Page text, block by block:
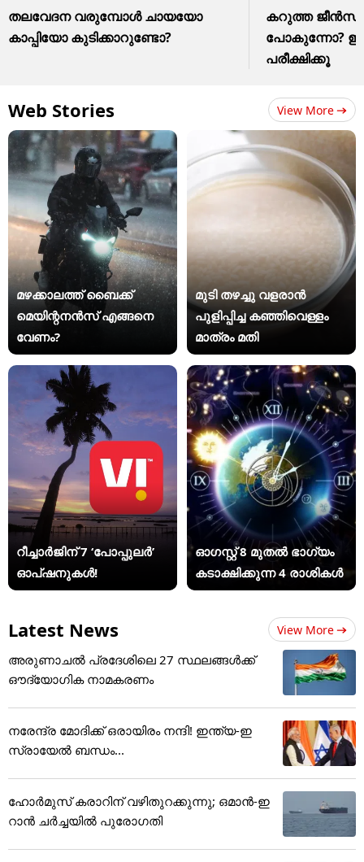
തലവേദന വരുമ്പോൾ ചായയോ
കാപ്പിയോ കുടിക്കാറുണ്ടോ?
കറുത്ത ജീൻസ്
പോകുന്നോ? ഈ
പരീക്ഷിക്കൂ
Web Stories View More
മഴക്കാലത്ത് ബൈക്ക്
മെയിന്റനൻസ് എങ്ങനെ
വേണം?
മുടി തഴച്ചു വളരാൻ
പുളിപ്പിച്ച കഞ്ഞിവെള്ളം
മാത്രം മതി
റീച്ചാർജിന് 7 ‘പോപ്പുലർ’
ഓപ്ഷനുകൾ!
ഓഗസ്റ്റ് 8 മുതൽ ഭാഗ്യം
കടാക്ഷിക്കുന്ന 4 രാശികൾ
Latest News View More
അരുണാചൽ പ്രദേശിലെ 27 സ്ഥലങ്ങൾക്ക്
ഔദ്യോഗിക നാമകരണം
നരേന്ദ്ര മോദിക്ക് ഒരായിരം നന്ദി! ഇന്ത്യ-ഇ
സ്രായേല്‍ ബന്ധം...
ഹോർമുസ് കരാറിന് വഴിതുറക്കുന്നു; ഒമാൻ-ഇ
റാൻ ചർച്ചയിൽ പുരോഗതി